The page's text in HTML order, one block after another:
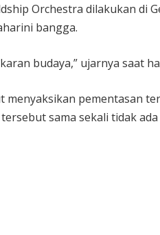
Orchestra dilakukan di
bangga.
budaya,” ujarnya saat
menyaksikan pementasan
sama sekali tidak